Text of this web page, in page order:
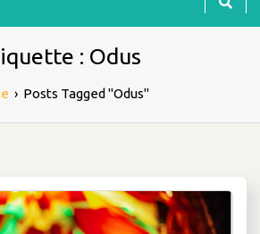
: Odus
› Posts Tagged "Odus"